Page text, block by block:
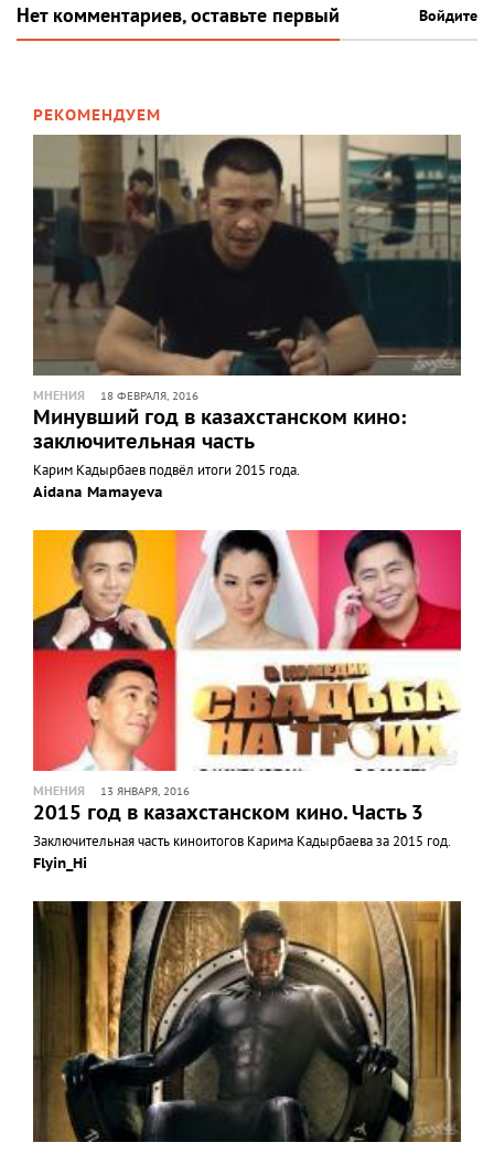
Нет комментариев, оставьте первый Войдите
РЕКОМЕНДУЕМ
МНЕНИЯ 18 ФЕВРАЛЯ, 2016
Минувший год в казахстанском кино:
заключительная часть
Карим Кадырбаев подвёл итоги 2015 года.
Aidana Mamayeva
МНЕНИЯ 13 ЯНВАРЯ, 2016
2015 год в казахстанском кино. Часть 3
Заключительная часть киноитогов Карима Кадырбаева за 2015 год.
Flyin_Hi